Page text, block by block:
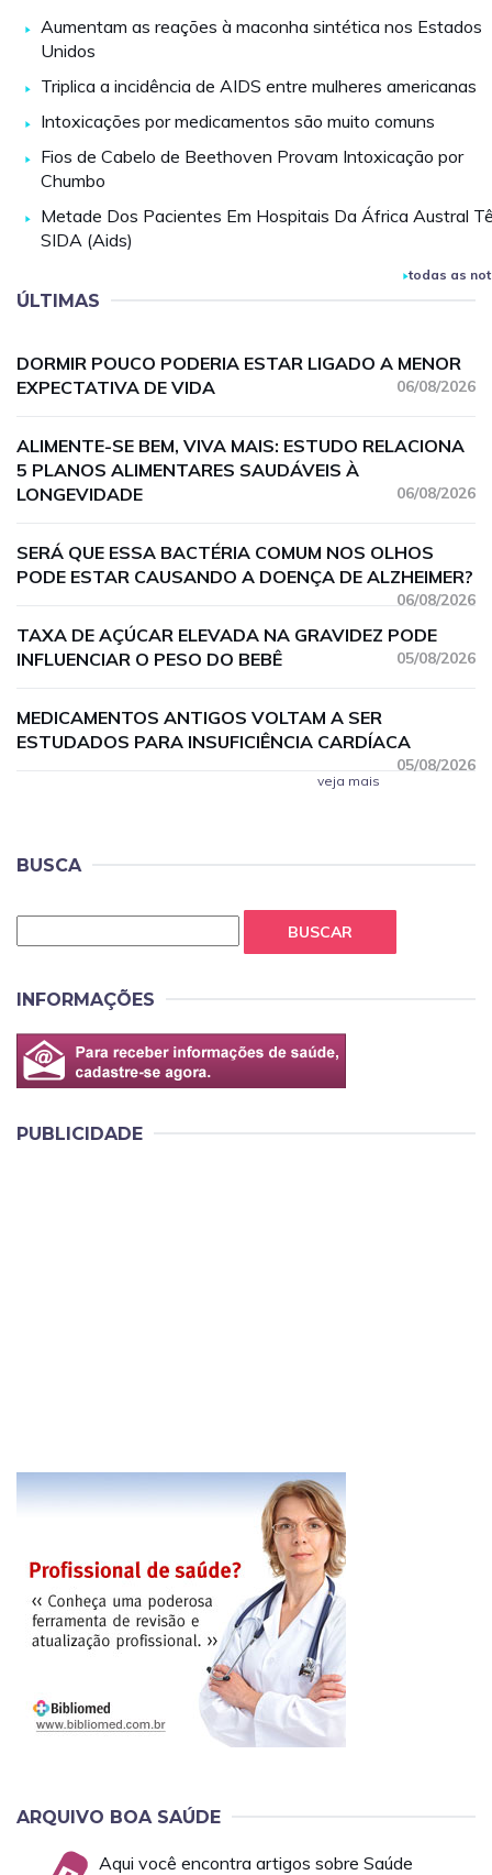
Aumentam as reações à maconha sintética nos Estados
Unidos
Triplica a incidência de AIDS entre mulheres americanas
Intoxicações por medicamentos são muito comuns
Fios de Cabelo de Beethoven Provam Intoxicação por
Chumbo
Metade Dos Pacientes Em Hospitais Da África Austral
SIDA (Aids)
todas as
ÚLTIMAS
DORMIR POUCO PODERIA ESTAR LIGADO A MENOR
EXPECTATIVA DE VIDA
06/08/2026
ALIMENTE-SE BEM, VIVA MAIS: ESTUDO RELACIONA
5 PLANOS ALIMENTARES SAUDÁVEIS À
LONGEVIDADE
06/08/2026
SERÁ QUE ESSA BACTÉRIA COMUM NOS OLHOS
PODE ESTAR CAUSANDO A DOENÇA DE ALZHEIMER?
06/08/2026
TAXA DE AÇÚCAR ELEVADA NA GRAVIDEZ PODE
INFLUENCIAR O PESO DO BEBÊ
05/08/2026
MEDICAMENTOS ANTIGOS VOLTAM A SER
ESTUDADOS PARA INSUFICIÊNCIA CARDÍACA
05/08/2026
veja mais
BUSCA
BUSCAR
INFORMAÇÕES
PUBLICIDADE
ARQUIVO BOA SAÚDE
Aqui você encontra artigos sobre Saúde